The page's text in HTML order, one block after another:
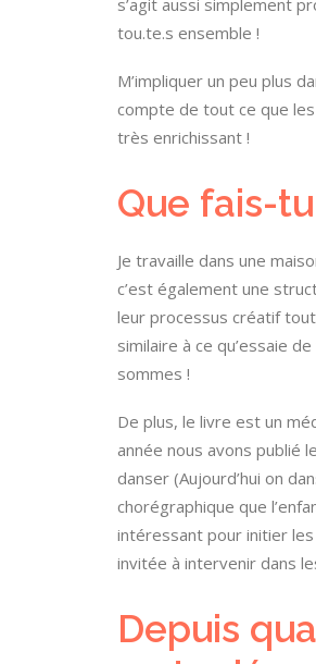
s’agit aussi simplement
tou.te.s ensemble !
M’impliquer un peu plus
compte de tout ce que
très enrichissant !
Que fais-
Je travaille dans une
c’est également une
leur processus créatif
similaire à ce qu’essaie
sommes !
De plus, le livre est un
année nous avons publié
danser (Aujourd’hui on
chorégraphique que
intéressant pour initier
invitée à intervenir dans
Depuis